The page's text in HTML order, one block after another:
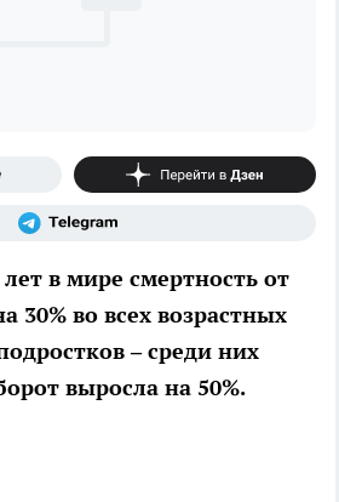
в мире смертность от
30% во всех возрастных
– среди них
выросла на 50%.